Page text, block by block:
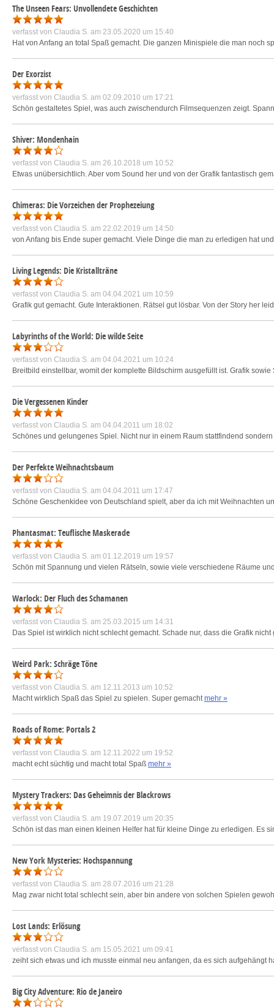
The Unseen Fears: Unvollendete Geschichten
verfasst von Claudia S. am 23.05.2020 um 15:40
Hat von Anfang an total Spaß gemacht. Die ganzen Minispiele die man noch
Der Exorzist
verfasst von Claudia S. am 02.09.2010 um 17:21
Schön gestaltetes Spiel, was auch zwischendurch Filmsequenzen zeigt.
Shiver: Mondenhain
verfasst von Claudia S. am 26.10.2018 um 10:52
Etwas unübersichtlich. Aber vom Sound her und von der Grafik fantastisch
Chimeras: Die Vorzeichen der Prophezeiung
verfasst von Claudia S. am 22.02.2019 um 14:50
von Anfang bis Ende super gemacht. Viele Dinge die man zu erledigen hat
Living Legends: Die Kristallträne
verfasst von Claudia S. am 04.04.2021 um 10:59
Grafik gut gemacht. Gute Interaktionen. Rätsel gut lösbar. Von der Story her
Labyrinths of the World: Die wilde Seite
verfasst von Claudia S. am 04.04.2021 um 10:24
Breitbild einstellbar, womit der komplette Bildschirm ausgefüllt ist. Grafik
Die Vergessenen Kinder
verfasst von Claudia S. am 04.04.2011 um 18:02
Schönes und gelungenes Spiel. Nicht nur in einem Raum stattfindend
Der Perfekte Weihnachtsbaum
verfasst von Claudia S. am 04.04.2011 um 17:47
Schöne Geschenkidee von Deutschland spielt, aber da ich mit Weihnachten
Phantasmat: Teuflische Maskerade
verfasst von Claudia S. am 01.12.2019 um 19:57
Schön mit Spannung und vielen Rätseln, sowie viele verschiedene Räume
Warlock: Der Fluch des Schamanen
verfasst von Claudia S. am 25.03.2015 um 14:31
Das Spiel ist wirklich nicht schlecht gemacht. Schade nur, dass die Grafik
Weird Park: Schräge Töne
verfasst von Claudia S. am 12.11.2013 um 10:52
Macht wirklich Spaß das Spiel zu spielen. Super gemachtmehr »
Roads of Rome: Portals 2
verfasst von Claudia S. am 12.11.2022 um 19:52
macht echt süchtig und macht total Spaß mehr »
Mystery Trackers: Das Geheimnis der Blackrows
verfasst von Claudia S. am 19.07.2019 um 20:35
Schön ist das man einen kleinen Helfer hat für kleine Dinge zu erledigen. Es
New York Mysteries: Hochspannung
verfasst von Claudia S. am 28.07.2016 um 21:28
Mag zwar nicht total schlecht sein, aber bin andere von solchen Spielen
Lost Lands: Erlösung
verfasst von Claudia S. am 15.05.2021 um 09:41
zeiht sich etwas und ich musste einmal neu anfangen, da es sich aufgehängt
Big City Adventure: Rio de Janeiro